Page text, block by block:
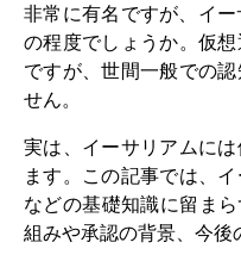
非常に有名ですが、イ
の程度でしょうか。仮
ですが、世間一般での
せん。
実は、イーサリアムに
ます。この記事では、
などの基礎知識に留ま
組みや承認の背景、今後